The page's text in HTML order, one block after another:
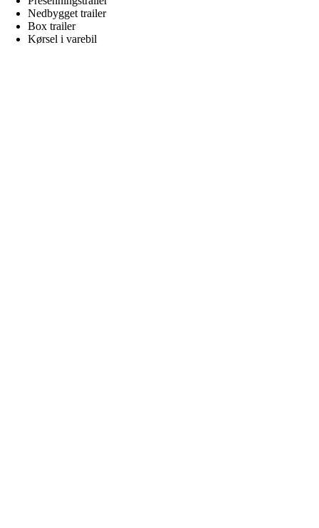
Nedbygget trailer
Box trailer
Kørsel i varebil